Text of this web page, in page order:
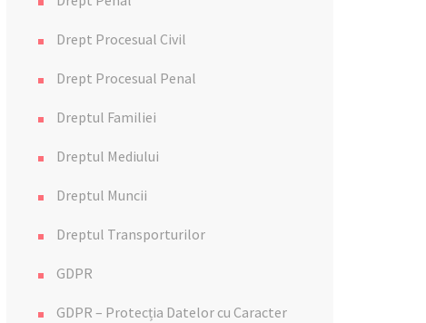
Drept Procesual Civil
Drept Procesual Penal
Dreptul Familiei
Dreptul Mediului
Dreptul Muncii
Dreptul Transporturilor
GDPR
GDPR – Protecția Datelor cu Caracter